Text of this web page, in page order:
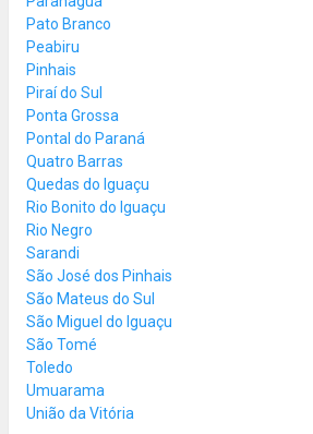
Pato Branco
Peabiru
Pinhais
Piraí do Sul
Ponta Grossa
Pontal do Paraná
Quatro Barras
Quedas do Iguaçu
Rio Bonito do Iguaçu
Rio Negro
Sarandi
São José dos Pinhais
São Mateus do Sul
São Miguel do Iguaçu
São Tomé
Toledo
Umuarama
União da Vitória